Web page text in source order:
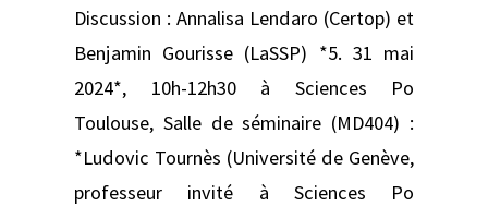
Discussion : Annalisa Lendaro (Certop) et
Benjamin Gourisse (LaSSP) *5. 31 mai
2024*, 10h-12h30 à Sciences Po
Toulouse, Salle de séminaire (MD404) :
*Ludovic Tournès (Université de Genève,
professeur invité à Sciences Po